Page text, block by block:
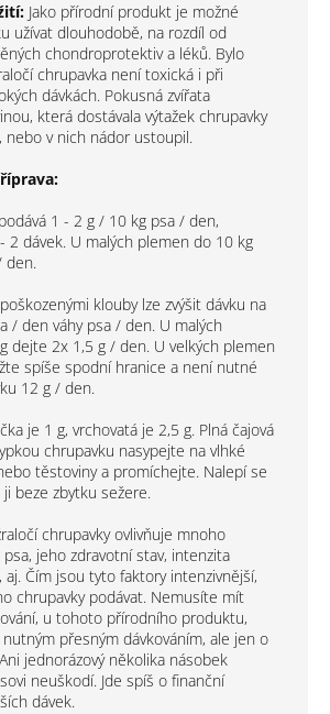
Jako přírodní produkt je možné
užívat dlouhodobě, na rozdíl od
chondroprotektiv a léků. Bylo
chrupavka není toxická i při
dávkách. Pokusná zvířata
která dostávala výtažek chrupavky
nebo v nich nádor ustoupil.
1 - 2 g / 10 kg psa / den,
2 dávek. U malých plemen do 10 kg
den.
klouby lze zvýšit dávku na
/ den váhy psa / den. U malých
dejte 2x 1,5 g / den. U velkých plemen
spíše spodní hranice a není nutné
12 g / den.
je 1 g, vrchovatá je 2,5 g. Plná čajová
chrupavku nasypejte na vlhké
těstoviny a promíchejte. Nalepí se
beze zbytku sežere.
chrupavky ovlivňuje mnoho
jeho zdravotní stav, intenzita
aj. Čím jsou tyto faktory intenzivnější,
chrupavky podávat. Nemusíte mít
u tohoto přírodního produktu,
přesným dávkováním, ale jen o
jednorázový několika násobek
neuškodí. Jde spíš o finanční
dávek.